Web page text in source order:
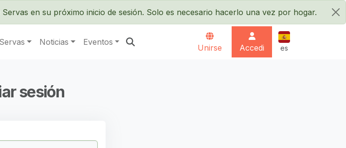
Pasar al contenido principal
×
en su próximo inicio de sesión. Solo es necesario hacerlo una vez por hogar.
Noticias Eventos
Unirse Accedi es
Español
sesión